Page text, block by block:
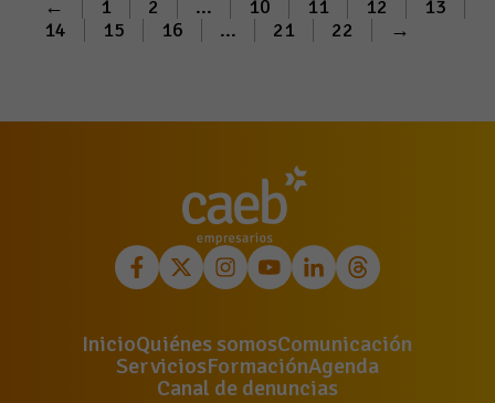
← 1 2 ... 10 11 12
13
14
15 16 ... 21 22 →
InicioQuiénes somosComunicación
ServiciosFormaciónAgenda
Canal de denuncias